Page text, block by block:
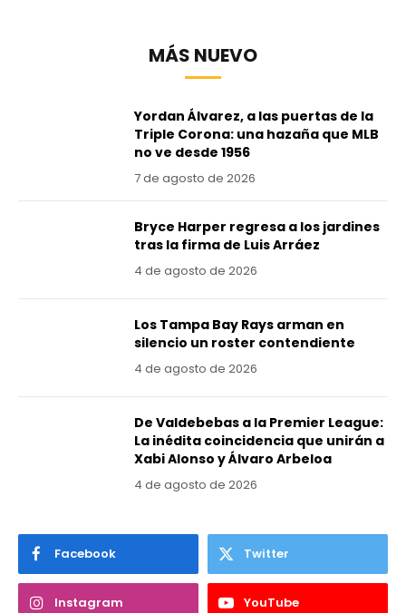
MÁS NUEVO
Yordan Álvarez, a las puertas de la
Triple Corona: una hazaña que MLB
no ve desde 1956
7 de agosto de 2026
Bryce Harper regresa a los jardines
tras la firma de Luis Arráez
4 de agosto de 2026
Los Tampa Bay Rays arman en
silencio un roster contendiente
4 de agosto de 2026
De Valdebebas a la Premier League:
La inédita coincidencia que unirán a
Xabi Alonso y Álvaro Arbeloa
4 de agosto de 2026
Facebook Twitter
Instagram YouTube